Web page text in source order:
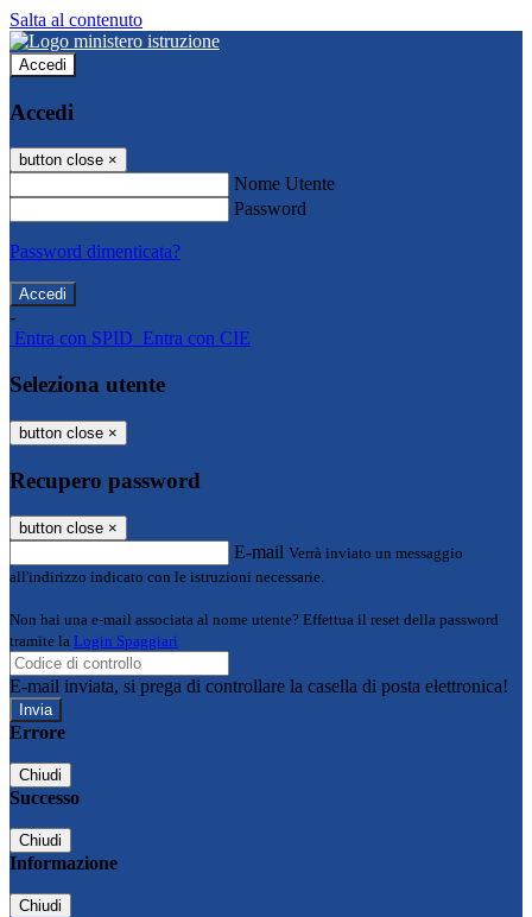
Salta al contenuto
Accedi
Accedi
button close ×
Nome Utente
Password
Password dimenticata?
-
Entra con SPID Entra con CIE
Seleziona utente
button close ×
Recupero password
button close ×
E-mail Verrà inviato un messaggio
all'indirizzo indicato con le istruzioni necessarie.
Non hai una e-mail associata al nome utente? Effettua il reset della password
tramite la Login Spaggiari
E-mail inviata, si prega di controllare la casella di posta elettronica!
Errore
Chiudi
Successo
Chiudi
Informazione
Chiudi